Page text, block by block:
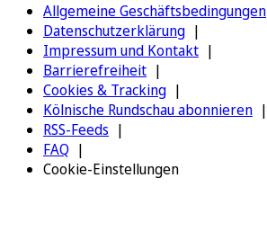
Allgemeine Geschäftsbedingungen
Datenschutzerklärung
Impressum und Kontakt
Barrierefreiheit
Cookies & Tracking
Kölnische Rundschau abonnieren
RSS-Feeds
FAQ
Cookie-Einstellungen